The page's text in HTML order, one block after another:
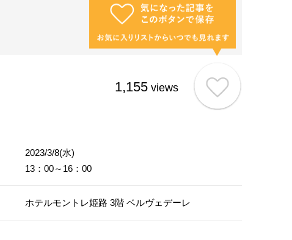
1,155 views
2023/3/8(水)
13：00～16：00
ホテルモントレ姫路 3階 ベルヴェデーレ